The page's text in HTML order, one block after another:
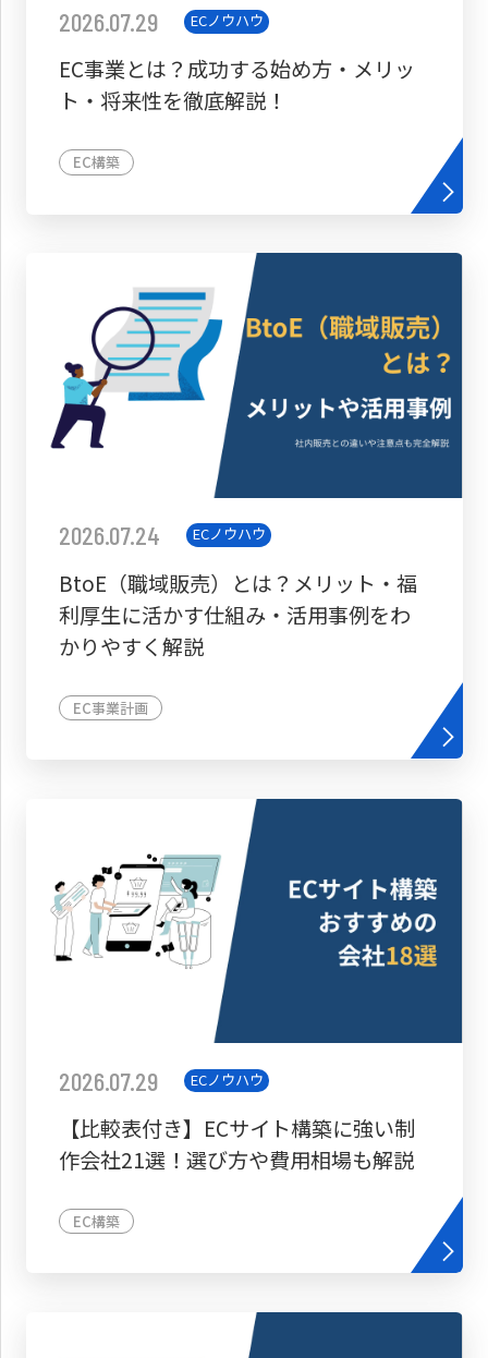
2026.07.29 ECノウハウ
EC事業とは？成功する始め方・メリッ
ト・将来性を徹底解説！
EC構築
2026.07.24 ECノウハウ
BtoE（職域販売）とは？メリット・福
利厚生に活かす仕組み・活用事例をわ
かりやすく解説
EC事業計画
2026.07.29 ECノウハウ
【比較表付き】ECサイト構築に強い制
作会社21選！選び方や費用相場も解説
EC構築